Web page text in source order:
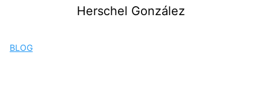
Herschel González
BLOG